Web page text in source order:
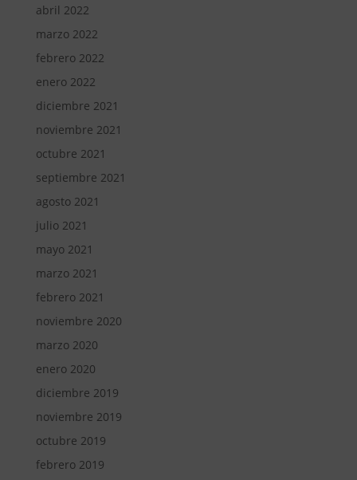
abril 2022
marzo 2022
febrero 2022
enero 2022
diciembre 2021
noviembre 2021
octubre 2021
septiembre 2021
agosto 2021
julio 2021
mayo 2021
marzo 2021
febrero 2021
noviembre 2020
marzo 2020
enero 2020
diciembre 2019
noviembre 2019
octubre 2019
febrero 2019